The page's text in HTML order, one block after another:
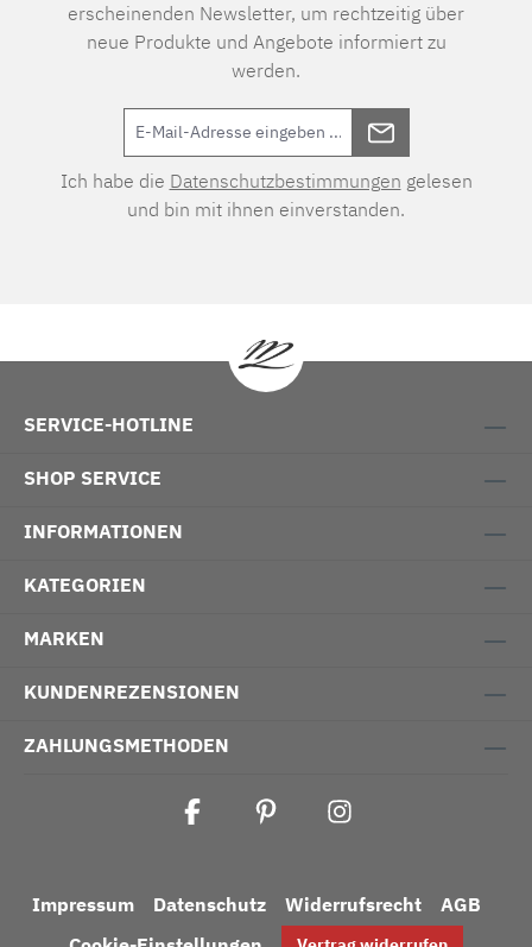
erscheinenden Newsletter, um rechtzeitig über
neue Produkte und Angebote informiert zu
werden.
Ich habe die Datenschutzbestimmungen gelesen
und bin mit ihnen einverstanden.
SERVICE-HOTLINE
SHOP SERVICE
INFORMATIONEN
KATEGORIEN
MARKEN
KUNDENREZENSIONEN
ZAHLUNGSMETHODEN
Impressum Datenschutz Widerrufsrecht
AGB